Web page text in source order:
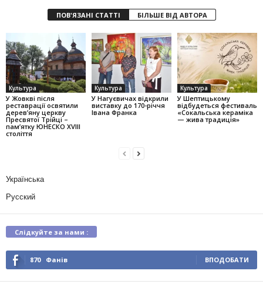
ПОВ'ЯЗАНІ СТАТТІ БІЛЬШЕ ВІД АВТОРА
Культура
У Жовкві після
реставрації освятили
дерев’яну церкву
Пресвятої Трійці –
пам’ятку ЮНЕСКО XVIII
століття
Культура
У Нагуєвичах відкрили
виставку до 170-річчя
Івана Франка
Культура
У Шептицькому
відбудеться фестиваль
«Сокальська кераміка
— жива традиція»
Українська
Русский
Слідкуйте за нами :
870 Фанів ВПОДОБАТИ